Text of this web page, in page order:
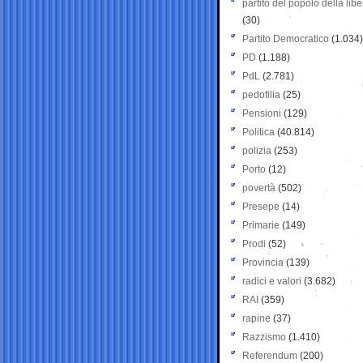
partito del popolo della
(30)
Partito Democratico (1.034)
PD (1.188)
PdL (2.781)
pedofilia (25)
Pensioni (129)
Politica (40.814)
polizia (253)
Porto (12)
povertà (502)
Presepe (14)
Primarie (149)
Prodi (52)
Provincia (139)
radici e valori (3.682)
RAI (359)
rapine (37)
Razzismo (1.410)
Referendum (200)